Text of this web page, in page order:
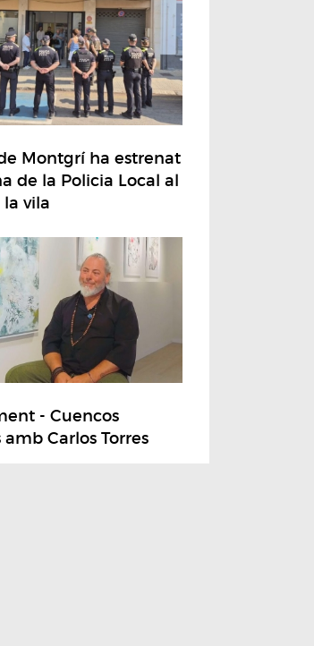
Montgrí ha estrenat
de la Policia Local al
vila
- Cuencos
Carlos Torres